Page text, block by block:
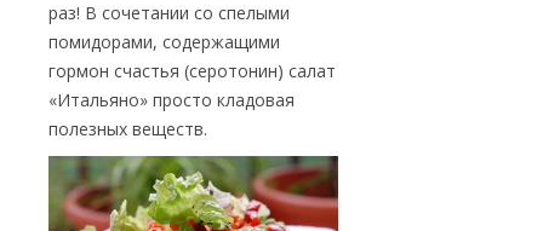
раз! В сочетании со спелыми
помидорами, содержащими
гормон счастья (серотонин) салат
«Итальяно» просто кладовая
полезных веществ.